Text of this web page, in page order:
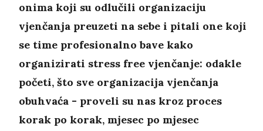
onima koji su odlučili organizaciju
vjenčanja preuzeti na sebe i pitali one koji
se time profesionalno bave kako
organizirati stress free vjenčanje: odakle
početi, što sve organizacija vjenčanja
obuhvaća - proveli su nas kroz proces
korak po korak, mjesec po mjesec